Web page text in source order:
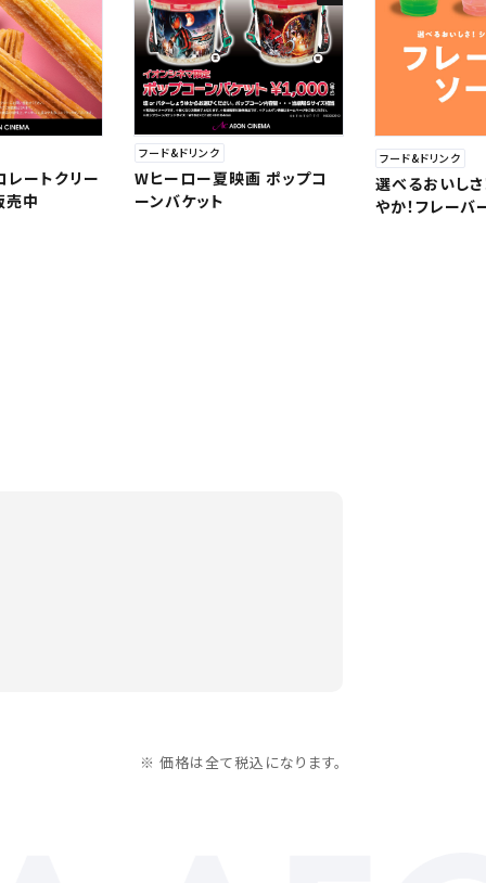
レートクリー
売中
フード&ドリンク
Wヒーロー夏映画 ポップコ
ーンバケット
フード&ドリンク
選べるおいしさ
やか！フレーバ
※ 価格は全て税込になります。